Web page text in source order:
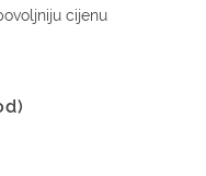
cijenu